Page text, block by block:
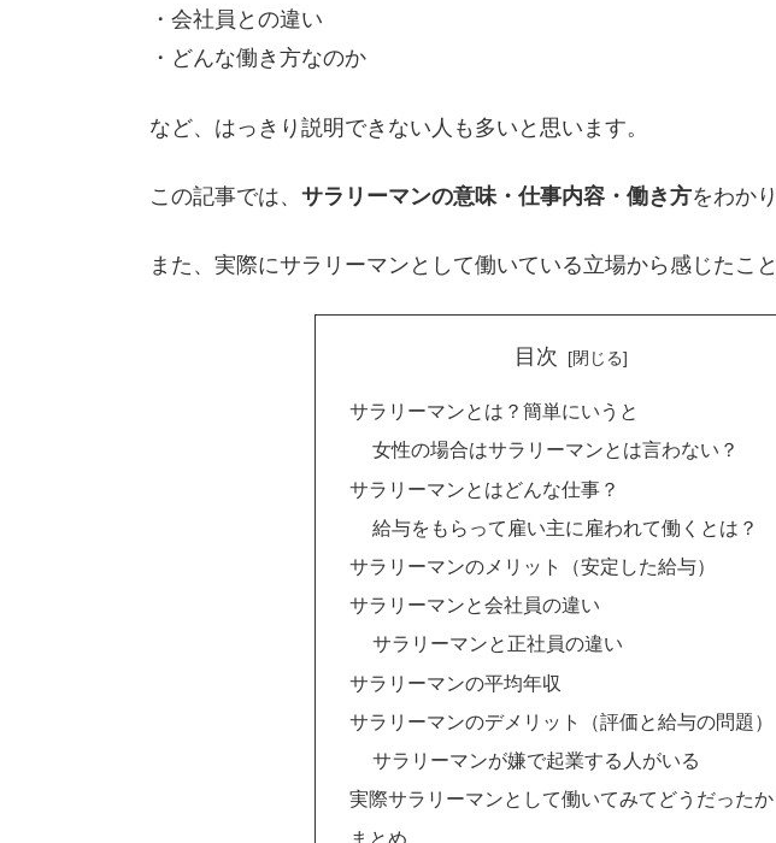
・会社員との違い
・どんな働き方なのか
など、はっきり説明できない人も多いと思います。
この記事では、 サラリーマンの意味・仕事内容・働き方をわか
また、実際にサラリーマンとして働いている立場から感じたこ
目次
サラリーマンとは？簡単にいうと
女性の場合はサラリーマンとは言わない？
サラリーマンとはどんな仕事？
給与をもらって雇い主に雇われて働くとは？
サラリーマンのメリット（安定した給与）
サラリーマンと会社員の違い
サラリーマンと正社員の違い
サラリーマンの平均年収
サラリーマンのデメリット（評価と給与の問題）
サラリーマンが嫌で起業する人がいる
実際サラリーマンとして働いてみてどうだったか
まとめ